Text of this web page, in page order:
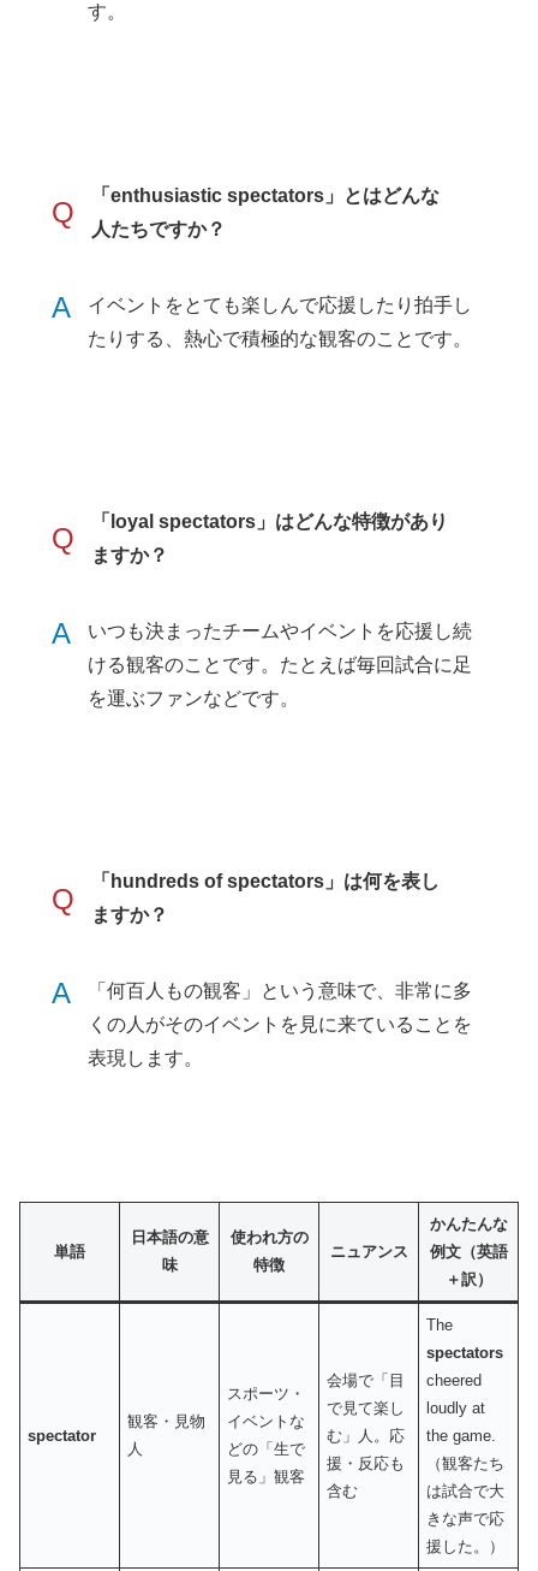
す。
Q
「enthusiastic spectators」とはどんな
人たちですか？
A
イベントをとても楽しんで応援したり拍手し
たりする、熱心で積極的な観客のことです。
Q
「loyal spectators」はどんな特徴があり
ますか？
A
いつも決まったチームやイベントを応援し続
ける観客のことです。たとえば毎回試合に足
を運ぶファンなどです。
Q
「hundreds of spectators」は何を表し
ますか？
A
「何百人もの観客」という意味で、非常に多
くの人がそのイベントを見に来ていることを
表現します。
単語
日本語の意
味
使われ方の
特徴
ニュアンス
かんたんな
例文（英語
＋訳）
spectator
観客・見物
人
スポーツ・
イベントな
どの「生で
見る」観客
会場で「目
で見て楽し
む」人。応
援・反応も
含む
The
spectators
cheered
loudly at
the game.
（観客たち
は試合で大
きな声で応
援した。）